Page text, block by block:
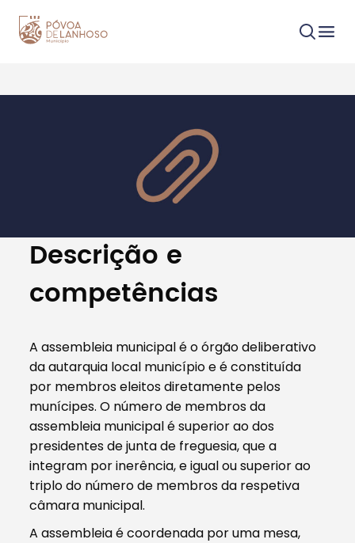
Tipo de conteúdo
Filtros
Descrição e
competências
A assembleia municipal é o órgão deliberativo
da autarquia local município e é constituída
por membros eleitos diretamente pelos
munícipes. O número de membros da
assembleia municipal é superior ao dos
presidentes de junta de freguesia, que a
integram por inerência, e igual ou superior ao
triplo do número de membros da respetiva
câmara municipal.
A assembleia é coordenada por uma mesa,